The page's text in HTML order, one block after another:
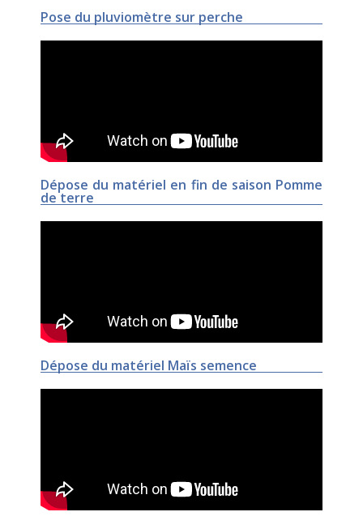
Pose du pluviomètre sur perche
Dépose du matériel en fin de saison Pomme
de terre
Dépose du matériel Maïs semence